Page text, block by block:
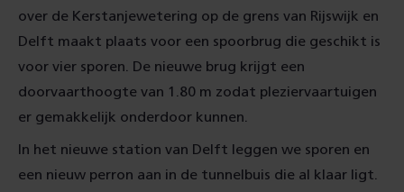
over de Kerstanjewetering op de grens van Rijswijk en
Delft maakt plaats voor een spoorbrug die geschikt is
voor vier sporen. De nieuwe brug krijgt een
doorvaarthoogte van 1.80 m zodat pleziervaartuigen
er gemakkelijk onderdoor kunnen.
In het nieuwe station van Delft leggen we sporen en
een nieuw perron aan in de tunnelbuis die al klaar ligt.